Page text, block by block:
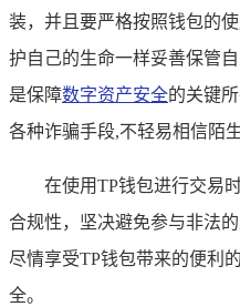
装，并且要严格按照钱包的
护自己的生命一样妥善保管
是保障数字资产安全的关键
各种诈骗手段,不轻易相信陌
在使用TP钱包进行交易
合规性，坚决避免参与非法
尽情享受TP钱包带来的便利
全。